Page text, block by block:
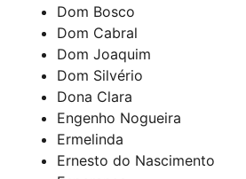
Dom Bosco
Dom Cabral
Dom Joaquim
Dom Silvério
Dona Clara
Engenho Nogueira
Ermelinda
Ernesto do Nascimento